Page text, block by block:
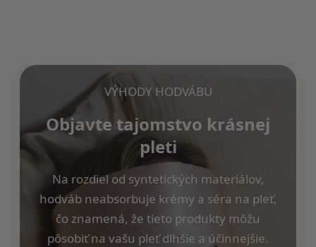
VÝHODY HODVÁBU
Objavte tajomstvo krásnej
pleti
Na rozdiel od syntetických materiálov,
hodváb neabsorbuje krémy a séra na pleť,
čo znamená, že tieto produkty môžu
pôsobiť na vašu pleť dlhšie a účinnejšie.